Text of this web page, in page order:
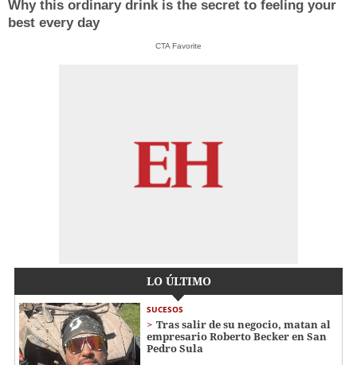
Why this ordinary drink is the secret to feeling your
best every day
CTA Favorite
LO ÚLTIMO
SUCESOS
Tras salir de su negocio, matan al
empresario Roberto Becker en San
Pedro Sula